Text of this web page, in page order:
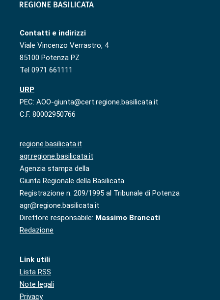
Contatti e indirizzi
Viale Vincenzo Verrastro, 4
85100 Potenza PZ
Tel 0971 661111
URP
PEC: AOO-giunta@cert.regione.basilicata.it
C.F. 80002950766
regione.basilicata.it
agr.regione.basilicata.it
Agenzia stampa della
Giunta Regionale della Basilicata
Registrazione n. 209/1995 al Tribunale di Potenza
agr@regione.basilicata.it
Direttore responsabile: Massimo Brancati
Redazione
Link utili
Lista RSS
Note legali
Privacy